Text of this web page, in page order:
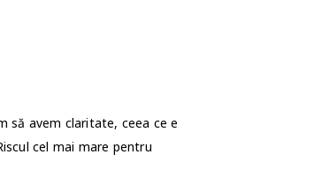
să avem claritate, ceea ce e
cel mai mare pentru